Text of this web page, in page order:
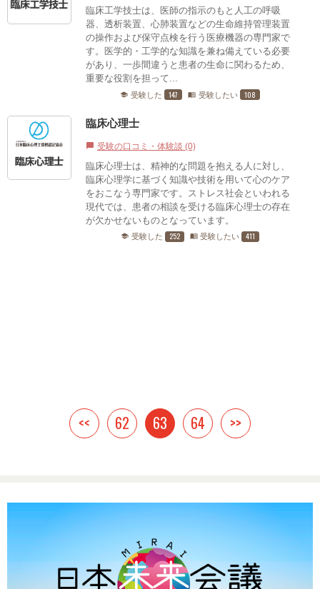
臨床工学技士は、医師の指示のもと人工の呼吸
器、透析装置、心肺装置などの生命維持管理装置
の操作および保守点検を行う医療機器の専門家で
す。医学的・工学的な知識を兼ね備えている必要
があり、一歩間違うと患者の生命に関わるため、
重要な役割を担って...
school 受験した 147 menu_book 受験したい 108
臨床心理士
chat_bubble 受験の口コミ・体験談 (0)
臨床心理士は、精神的な問題を抱える人に対し、
臨床心理学に基づく知識や技術を用いて心のケア
をおこなう専門家です。ストレス社会といわれる
現代では、患者の相談を受ける臨床心理士の存在
が欠かせないものとなっています。
school 受験した 252 menu_book 受験したい 411
<< 62 63 64 >>